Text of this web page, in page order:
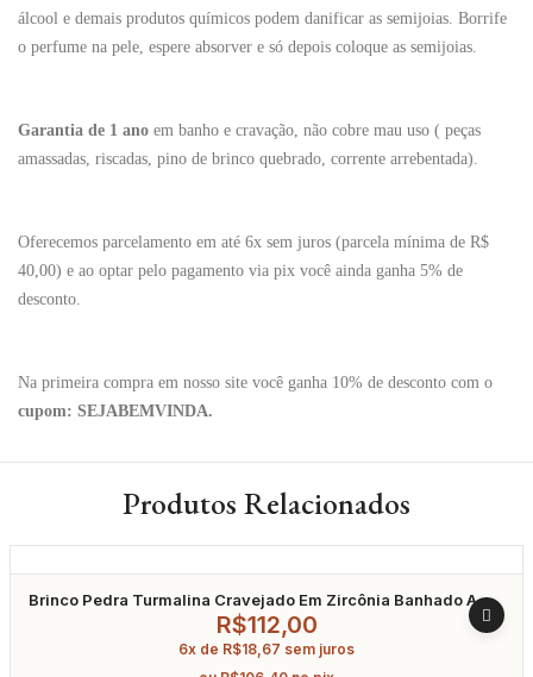
álcool e demais produtos químicos podem danificar as semijoias. Borrife
o perfume na pele, espere absorver e só depois coloque as semijoias.
Garantia de 1 ano em banho e cravação, não cobre mau uso ( peças
amassadas, riscadas, pino de brinco quebrado, corrente arrebentada).
Oferecemos parcelamento em até 6x sem juros (parcela mínima de R$
40,00) e ao optar pelo pagamento via pix você ainda ganha 5% de
desconto.
Na primeira compra em nosso site você ganha 10% de desconto com o
cupom: SEJABEMVINDA.
Produtos Relacionados
Brinco Pedra Turmalina Cravejado Em Zircônia Banhado A
R$112,00
6x de R$18,67 sem juros